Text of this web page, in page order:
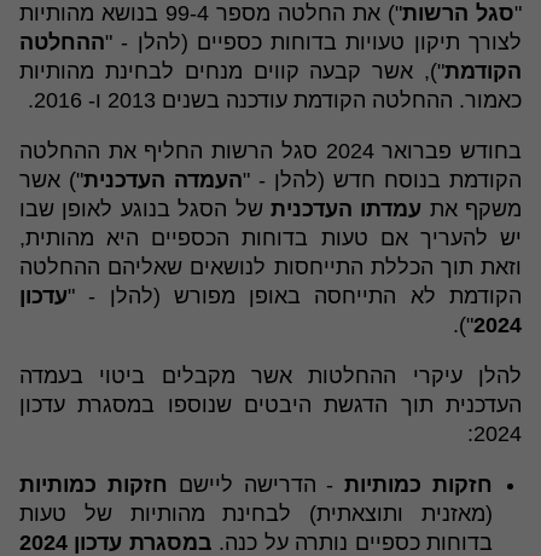
"סגל הרשות
") את החלטה מספר 99-4 בנושא מהותיות
לצורך תיקון טעויות בדוחות כספיים (להלן - "ההחלטה
הקודמת"), אשר קבעה קווים מנחים לבחינת מהותיות
כאמור. ההחלטה הקודמת עודכנה בשנים 2013 ו- 2016.
בחודש פברואר 2024 סגל הרשות החליף את ההחלטה
הקודמת בנוסח חדש (להלן - "העמדה העדכנית") אשר
משקף את עמדתו העדכנית של הסגל בנוגע לאופן שבו
יש להעריך אם טעות בדוחות הכספיים היא מהותית,
וזאת תוך הכללת התייחסות לנושאים שאליהם ההחלטה
הקודמת לא התייחסה באופן מפורש (להלן - "עדכון
2024
").
להלן עיקרי ההחלטות אשר מקבלים ביטוי בעמדה
העדכנית תוך הדגשת היבטים שנוספו במסגרת עדכון
2024:
חזקות כמותיות- הדרישה ליישם חזקות כמותיות
(מאזנית ותוצאתית) לבחינת מהותיות של טעות
בדוחות כספיים נותרה על כנה.
במסגרת עדכון 2024